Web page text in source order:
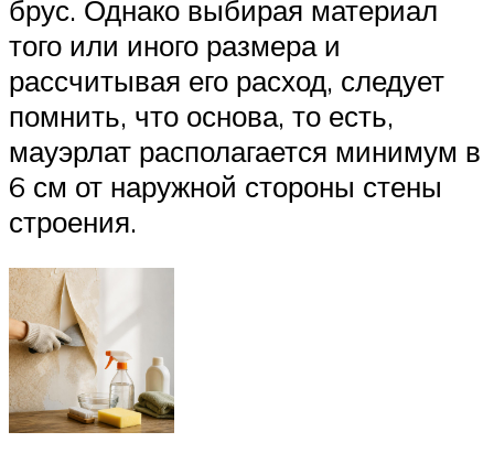
брус. Однако выбирая материал
того или иного размера и
рассчитывая его расход, следует
помнить, что основа, то есть,
мауэрлат располагается минимум в
6 см от наружной стороны стены
строения.